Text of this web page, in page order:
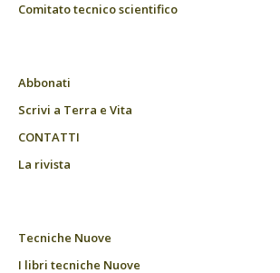
Comitato tecnico scientifico
Abbonati
Scrivi a Terra e Vita
CONTATTI
La rivista
Tecniche Nuove
I libri tecniche Nuove